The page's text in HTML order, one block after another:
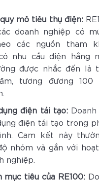
mô tiêu thụ điện:
doanh nghiệp có
các nguồn tham
nhu cầu điện hằng
được nhắc đến là
tương đương 100
điện tái tạo:Doanh
điện tái tạo trong
Cam kết này
nhóm và gắn với
nghiệp.
mục tiêu của RE100: